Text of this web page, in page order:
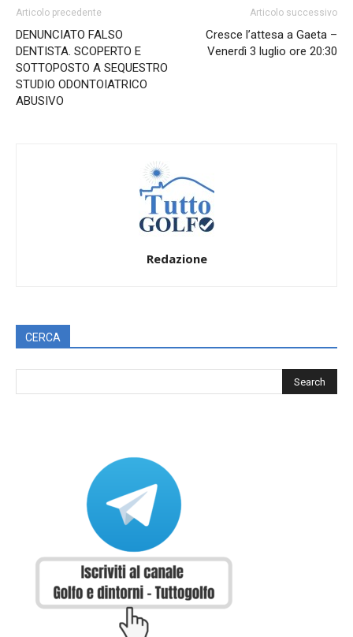
Articolo precedente
DENUNCIATO FALSO
DENTISTA. SCOPERTO E
SOTTOPOSTO A SEQUESTRO
STUDIO ODONTOIATRICO
ABUSIVO
Articolo successivo
Cresce l’attesa a Gaeta –
Venerdì 3 luglio ore 20:30
Redazione
CERCA